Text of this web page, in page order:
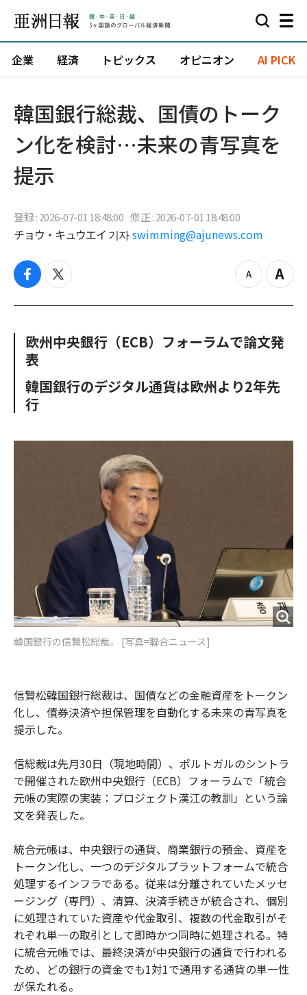
企業 経済 トピックス オピニオン AI PICK
韓国銀行総裁、国債のトーク
ン化を検討…未来の青写真を
提示
登録 : 2026-07-01 18:48:00 修正 : 2026-07-01 18:48:00
チョウ・キュウエイ 기자 swimming@ajunews.com
f
c
o
o
k
t
i
e
z
o
u
Z
o
n
欧州中央銀行（ECB）フォーラムで論文発
表
韓国銀行のデジタル通貨は欧州より2年先
行
韓国銀行の信賢松総裁。 [写真=聯合ニュース]
信賢松韓国銀行総裁は、国債などの金融資産をトークン
化し、債券決済や担保管理を自動化する未来の青写真を
提示した。
信総裁は先月30日（現地時間）、ポルトガルのシントラ
で開催された欧州中央銀行（ECB）フォーラムで「統合
元帳の実際の実装：プロジェクト漢江の教訓」という論
文を発表した。
統合元帳は、中央銀行の通貨、商業銀行の預金、資産を
トークン化し、一つのデジタルプラットフォームで統合
処理するインフラである。従来は分離されていたメッセ
ージング（専門）、清算、決済手続きが統合され、個別
に処理されていた資産や代金取引、複数の代金取引がそ
れぞれ単一の取引として即時かつ同時に処理される。特
に統合元帳では、最終決済が中央銀行の通貨で行われる
ため、どの銀行の資金でも1対1で通用する通貨の単一性
が保たれる。